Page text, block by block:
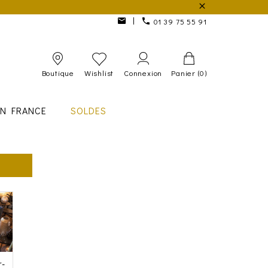
01 39 75 55 91
Boutique Wishlist Connexion Panier (0)
FRANCE SOLDES